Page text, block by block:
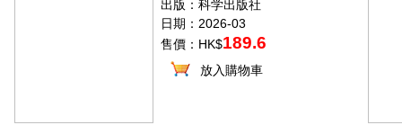
出版：科学出版社
日期：2026-03
售價：HK$189.6
放入購物車